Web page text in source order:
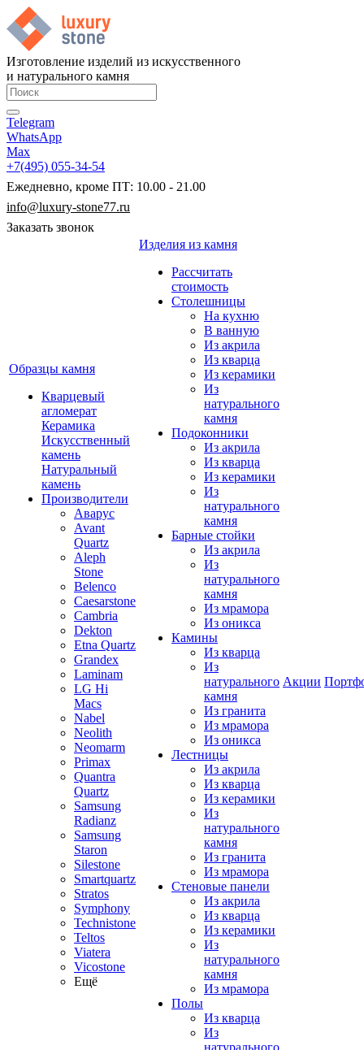
Изготовление изделий из искусственного
и натурального камня
Telegram
WhatsApp
Max
+7(495) 055-34-54
Ежедневно, кроме ПТ: 10.00 - 21.00
info@luxury-stone77.ru
Заказать звонок
Образцы камня
Кварцевый
агломерат
Керамика
Искусственный
камень
Натуральный
камень
Производители
Аварус
Avant
Quartz
Aleph
Stone
Belenco
Caesarstone
Cambria
Dekton
Etna Quartz
Grandex
Laminam
LG Hi
Macs
Nabel
Neolith
Neomarm
Primax
Quantra
Quartz
Samsung
Radianz
Samsung
Staron
Silestone
Smartquartz
Stratos
Symphony
Technistone
Teltos
Viatera
Vicostone
Ещё
Изделия из камня
Рассчитать
стоимость
Столешницы
На кухню
В ванную
Из акрила
Из кварца
Из керамики
Из
натурального
камня
Подоконники
Из акрила
Из кварца
Из керамики
Из
натурального
камня
Барные стойки
Из акрила
Из
натурального
камня
Из мрамора
Из оникса
Камины
Из кварца
Из
натурального
камня
Из гранита
Из мрамора
Из оникса
Лестницы
Из акрила
Из кварца
Из керамики
Из
натурального
камня
Из гранита
Из мрамора
Стеновые панели
Из акрила
Из кварца
Из керамики
Из
натурального
камня
Из мрамора
Полы
Из кварца
Из
натурального
Акции